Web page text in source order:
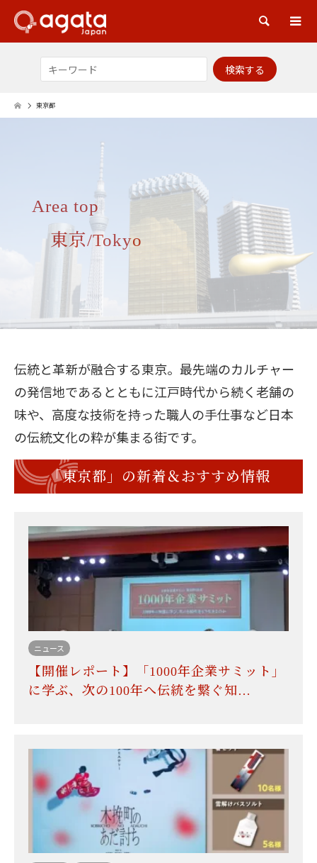
検索
東京都
Area top
東京/Tokyo
伝統と革新が融合する東京。最先端のカルチャー
の発信地であるとともに江戸時代から続く老舗の
味や、高度な技術を持った職人の手仕事など日本
の伝統文化の粋が集まる街です。
「東京都」の新着＆おすすめ情報
ニュース
【開催レポート】「1000年企業サミット」
に学ぶ、次の100年へ伝統を繋ぐ知…